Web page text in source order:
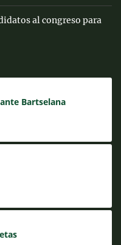
al congreso para
Bartselana